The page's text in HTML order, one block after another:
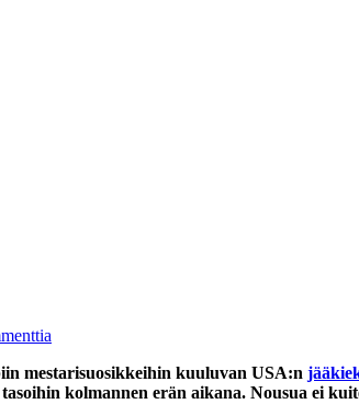
mestarisuosikkeihin kuuluvan USA:n
kolmannen erän aikana. Nousua ei